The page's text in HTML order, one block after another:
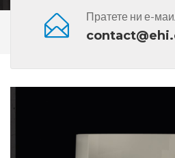
Пратете ни е-
Сите Производи BP